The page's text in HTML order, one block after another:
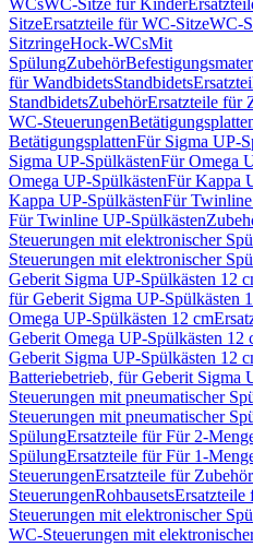
WCsWC-Sitze für Kinder
SitzeErsatzteile für WC-SitzeWC-
SitzringeHock-WCsMit
SpülungZubehör
für WandbidetsStandbidets
StandbidetsZubehörErsatzteile für
WC-Steuerungen
BetätigungsplattenFür Sigma UP-
Sigma UP-SpülkästenFür Omega
Omega UP-SpülkästenFür Kappa
Kappa UP-SpülkästenFür
Für Twinline UP-Spülkästen
Steuerungen mit elektronischer
Steuerungen mit elektronischer
Geberit Sigma UP-Spülkästen 12
für Geberit Sigma UP-Spülkästen
Omega UP-Spülkästen 12 cm
Geberit Omega UP-Spülkästen 12
Geberit Sigma UP-Spülkästen 12
Batteriebetrieb, für Geberit Sigma
Steuerungen mit pneumatischer
Steuerungen mit pneumatischer
SpülungErsatzteile für Für 2-
SpülungErsatzteile für Für 1-
SteuerungenErsatzteile für
SteuerungenRohbausetsErsatzteile
Steuerungen mit elektronischer
WC-Steuerungen mit